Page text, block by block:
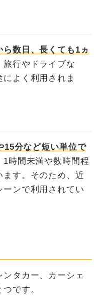
ら数日、長くても1ヵ
行やドライブな
よく利用されま
15分など短い単位で
1時間未満や数時間程
ます。そのため、近
ンで利用されてい
タカー、カーシェ
です。